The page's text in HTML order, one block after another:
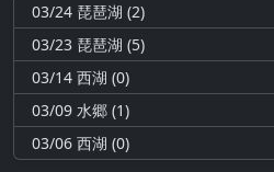
03/24 琵琶湖 (2)
03/23 琵琶湖 (5)
03/14 西湖 (0)
03/09 水郷 (1)
03/06 西湖 (0)